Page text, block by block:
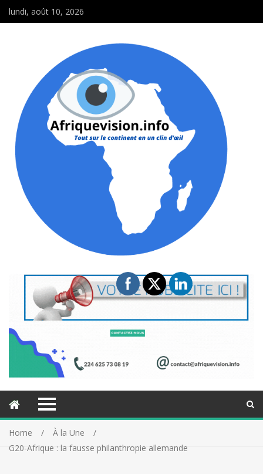
lundi, août 10, 2026
Home
À la Une
G20-Afrique : la fausse philanthropie allemande